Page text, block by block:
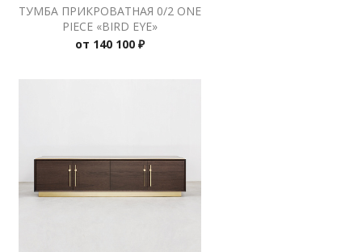
ТУМБА ПРИКРОВАТНАЯ 0/2 ONE
PIECE «BIRD EYE»
от 140 100 ₽